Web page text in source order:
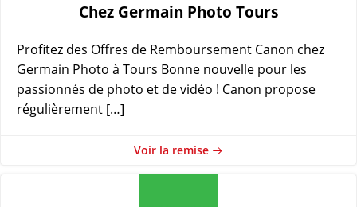
Chez Germain Photo Tours
Profitez des Offres de Remboursement Canon chez
Germain Photo à Tours Bonne nouvelle pour les
passionnés de photo et de vidéo ! Canon propose
régulièrement […]
Voir la remise